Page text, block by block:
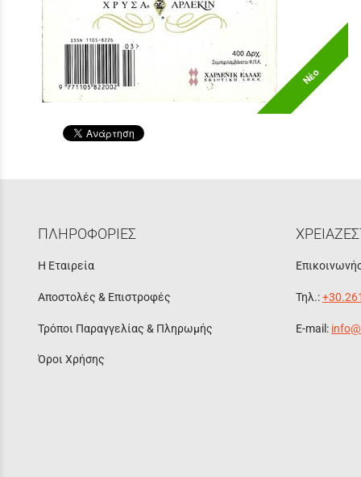
Νέο
ΠΛΗΡΟΦΟΡΙΕΣ
Η Εταιρεία
Αποστολές & Επιστροφές
Τρόποι Παραγγελίας & Πληρωμής
Όροι Χρήσης
Τηλ.:
E-mail: